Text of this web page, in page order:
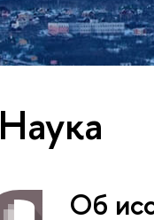
Наука
Об